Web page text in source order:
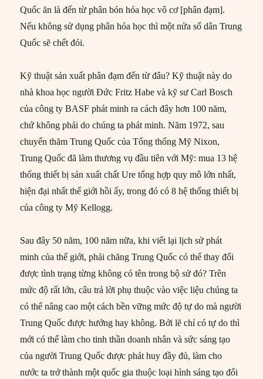
Quốc ăn là đến từ phân bón hóa học vô cơ [phân đạm].
Nếu không sử dụng phân hóa học thì một nửa số dân Trung
Quốc sẽ chết đói.
Kỹ thuật sản xuất phân đạm đến từ đâu? Kỹ thuật này do
nhà khoa học người Đức Fritz Habe và kỹ sư Carl Bosch
của công ty BASF phát minh ra cách đây hơn 100 năm,
chứ không phải do chúng ta phát minh. Năm 1972, sau
chuyến thăm Trung Quốc của Tổng thống Mỹ Nixon,
Trung Quốc đã làm thương vụ đầu tiên với Mỹ: mua 13 hệ
thống thiết bị sản xuất chất Ure tổng hợp quy mô lớn nhất,
hiện đại nhất thế giới hồi ấy, trong đó có 8 hệ thống thiết bị
của công ty Mỹ Kellogg.
Sau đây 50 năm, 100 năm nữa, khi viết lại lịch sử phát
minh của thế giới, phải chăng Trung Quốc có thể thay đổi
được tình trạng từng không có tên trong bộ sử đó? Trên
mức độ rất lớn, câu trả lời phụ thuộc vào việc liệu chúng ta
có thể nâng cao một cách bền vững mức độ tự do mà người
Trung Quốc được hưởng hay không. Bởi lẽ chỉ có tự do thì
mới có thể làm cho tinh thần doanh nhân và sức sáng tạo
của người Trung Quốc được phát huy đầy đủ, làm cho
nước ta trở thành một quốc gia thuộc loại hình sáng tạo đổi